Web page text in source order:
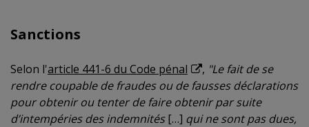
Sanctions
Selon l'article 441-6 du Code pénal , "Le fait de se
rendre coupable de fraudes ou de fausses déclarations
pour obtenir ou tenter de faire obtenir par suite
d’intempéries des indemnités[…] qui ne sont pas dues,